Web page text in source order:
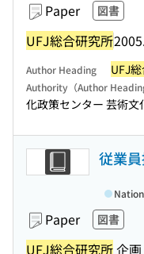
Paper 図書
UFJ総合研究所
Author Heading UFJ
Authority（Author
化政策センター 芸術文
従業
Paper 図書
UFJ総合研究所 企